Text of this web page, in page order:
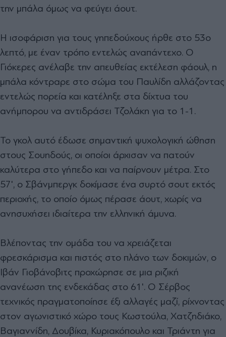
την μπάλα όμως να φεύγει άουτ.
Η ισοφάριση για τους γηπεδούχους ήρθε στο 53ο
λεπτό, με έναν τρόπο εντελώς αναπάντεχο. Ο
Γιόκερες ανέλαβε την απευθείας εκτέλεση φάουλ, η
μπάλα κόντραρε στο σώμα του Παυλίδη αλλάζοντας
εντελώς πορεία και κατέληξε στα δίχτυα του
ανήμπορου να αντιδράσει Τζολάκη για το 1-1.
Το γκολ αυτό έδωσε σημαντική ψυχολογική ώθηση
στους Σουηδούς, οι οποίοι άρχισαν να πατούν
καλύτερα στο γήπεδο και να παίρνουν μέτρα. Στο
57', ο Σβάνμπεργκ δοκίμασε ένα συρτό σουτ εκτός
περιοχής, το οποίο όμως πέρασε άουτ, χωρίς να
ανησυχήσει ιδιαίτερα την ελληνική άμυνα.
Βλέποντας την ομάδα του να χρειάζεται
φρεσκάρισμα και πιστός στο πλάνο των δοκιμών, ο
Ιβάν Γιοβάνοβιτς προχώρησε σε μια ριζική
ανανέωση της ενδεκάδας στο 61'. Ο Σέρβος
τεχνικός πραγματοποίησε έξι αλλαγές μαζί, ρίχνοντας
στον αγωνιστικό χώρο τους Κωστούλα, Χατζηδιάκο,
Βαγιαννίδη, Δουβίκα, Κυριακόπουλο και Τριάντη για